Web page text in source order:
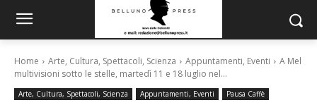
Home Arte, Cultura, Spettacoli, Scienza Appuntamenti, Eventi
A Mel
multivisioni sotto le stelle, martedì 11 e 18 luglio nel...
Arte, Cultura, Spettacoli, Scienza Appuntamenti, Eventi Pausa Caffè